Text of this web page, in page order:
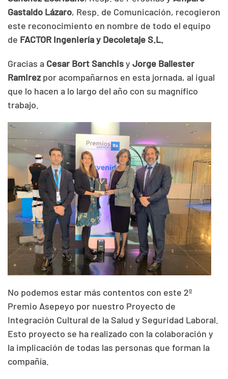
Gastaldo Lázaro, Resp. de Comunicación, recogieron
este reconocimiento en nombre de todo el equipo
de FACTOR Ingeniería y Decoletaje S.L.
Gracias a Cesar Bort Sanchisy Jorge Ballester
Ramirezpor acompañarnos en esta jornada, al igual
que lo hacen a lo largo del año con su magnífico
trabajo.
No podemos estar más contentos con este 2º
Premio Asepeyo por nuestro Proyecto de
Integración Cultural de la Salud y Seguridad Laboral.
Esto proyecto se ha realizado con la colaboración y
la implicación de todas las personas que forman la
compañía.